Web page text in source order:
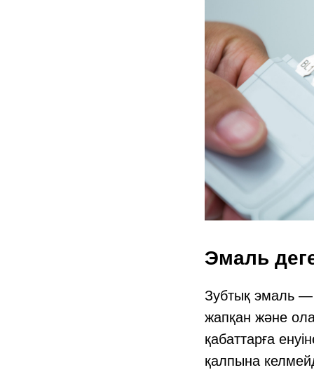
Эмаль
Зубтық эмаль —
жапқан және
қабаттарға
қалпына